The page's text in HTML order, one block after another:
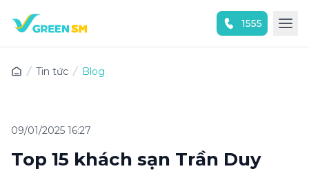
1555
Tin tức Blog
09/01/2025 16:27
Top 15 khách sạn Trần Duy